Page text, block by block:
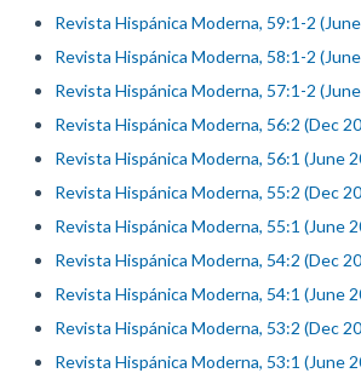
Revista Hispánica Moderna, 59:1-2
Revista Hispánica Moderna, 58:1-2
Revista Hispánica Moderna, 57:1-2
Revista Hispánica Moderna, 56:2 (Dec
Revista Hispánica Moderna, 56:1 (June
Revista Hispánica Moderna, 55:2 (Dec
Revista Hispánica Moderna, 55:1 (June
Revista Hispánica Moderna, 54:2 (Dec
Revista Hispánica Moderna, 54:1 (June
Revista Hispánica Moderna, 53:2 (Dec
Revista Hispánica Moderna, 53:1 (June